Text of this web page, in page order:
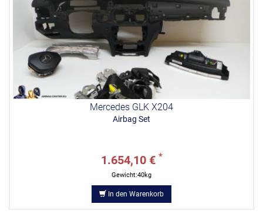
Mercedes GLK X204
Airbag Set
1.654,10 € *
Gewicht:40kg
In den Warenkorb